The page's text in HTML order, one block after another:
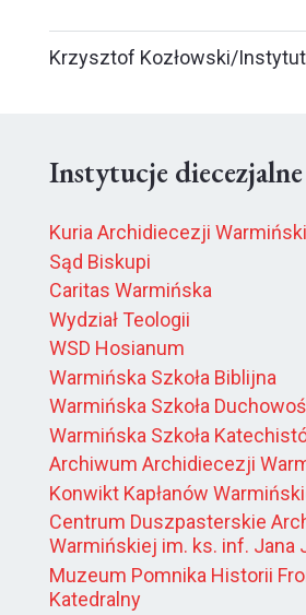
Krzysztof Kozłowski/Instytut
Instytucje diecezjalne
Kuria Archidiecezji
Sąd Biskupi
Caritas Warmińska
Wydział Teologii
WSD Hosianum
Warmińska Szkoła Biblijna
Warmińska Szkoła
Warmińska Szkoła
Archiwum Archidiecezji
Konwikt Kapłanów
Centrum Duszpasterskie
Warmińskiej im. ks. inf. Jana
Muzeum Pomnika Historii
Katedralny